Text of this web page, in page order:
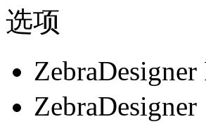
选项
ZebraDesigner
ZebraDesigner